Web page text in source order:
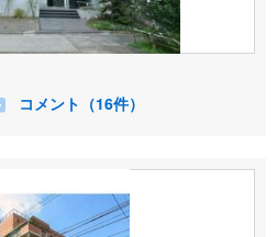
コメント（16件）